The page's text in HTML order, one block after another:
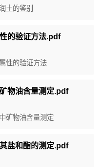
土的鉴别
的验证方法.pdf
性的验证方法
物油含量测定.pdf
矿物油含量测定
盐和酯的测定.pdf